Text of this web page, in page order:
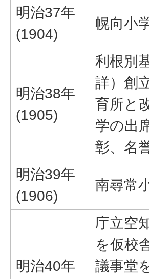
明治37年
(1904)
幌向小
明治38年
(1905)
利根別
詳）創
育所と
学の出
彰、名
明治39年
(1906)
南尋常
明治40年
庁立空
を仮校
議事堂